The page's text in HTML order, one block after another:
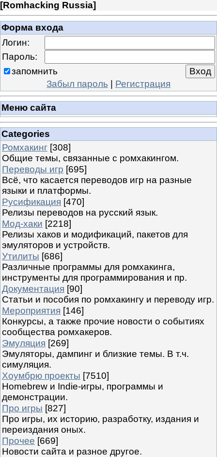
[Romhacking Russia]
Форма входа
Логин:
Пароль:
запомнить
Забыл пароль | Регистрация
Меню сайта
Categories
Ромхакинг [308]
Общие темы, связанные с ромхакингом.
Переводы игр [695]
Всё, что касается переводов игр на разные
языки и платформы.
Русификация [470]
Релизы переводов на русский язык.
Мод-хаки [2218]
Релизы хаков и модификаций, пакетов для
эмуляторов и устройств.
Утилиты [686]
Различные программы для ромхакинга,
инструменты для программирования и пр.
Документация [90]
Статьи и пособия по ромхакингу и переводу игр.
Мероприятия [146]
Конкурсы, а также прочие новости о событиях
сообщества ромхакеров.
Эмуляция [269]
Эмуляторы, дампинг и близкие темы. В т.ч.
симуляция.
Хоумбрю проекты [7510]
Homebrew и Indie-игры, программы и
демонстрации.
Про игры [827]
Про игры, их историю, разработку, издания и
переиздания оных.
Прочее [669]
Новости сайта и разное другое.